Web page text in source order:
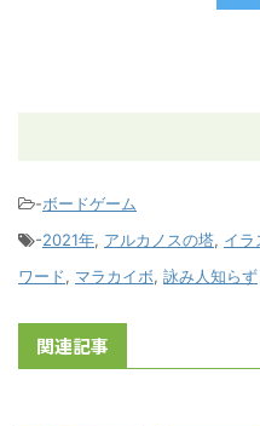
-ボードゲーム
-2021年, アルカノスの塔, イラ
ワード, マラカイボ, 詠み人知らず
関連記事